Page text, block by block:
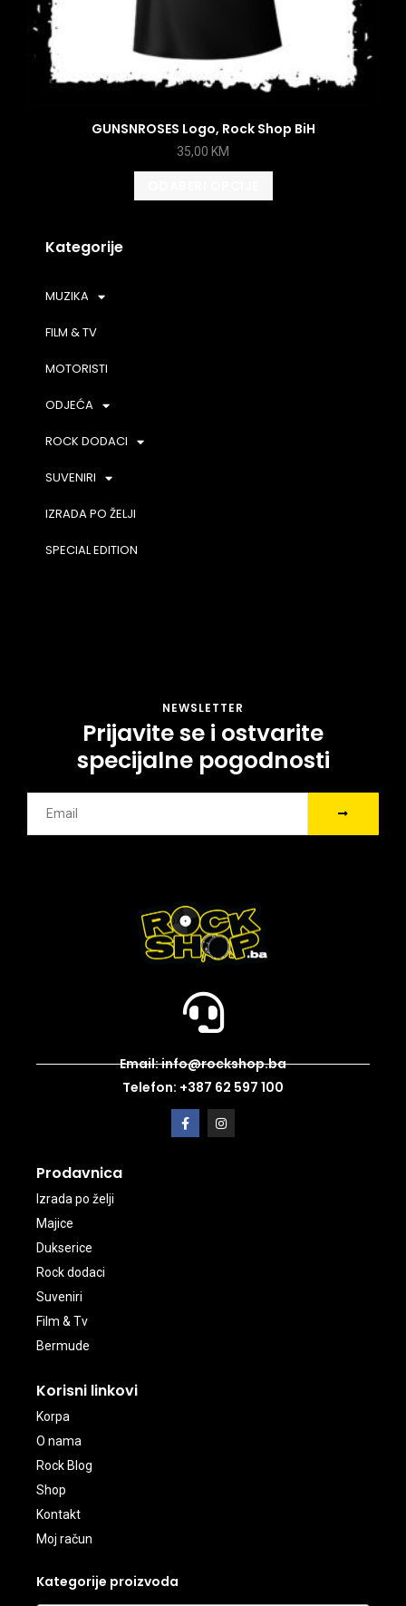
Kategorije
MUZIKA
FILM & TV
MOTORISTI
ODJEĆA
ROCK DODACI
SUVENIRI
IZRADA PO ŽELJI
SPECIAL EDITION
GUNSNROSES Logo, Rock Shop BiH
35,00 KM
NEWSLETTER
Prijavite se i ostvarite
specijalne pogodnosti
Email: info@rockshop.ba
Telefon: +387 62 597 100
Prodavnica
Izrada po želji
Majice
Dukserice
Rock dodaci
Suveniri
Film & Tv
Bermude
Korisni linkovi
Korpa
O nama
Rock Blog
Shop
Kontakt
Moj račun
Kategorije proizvoda